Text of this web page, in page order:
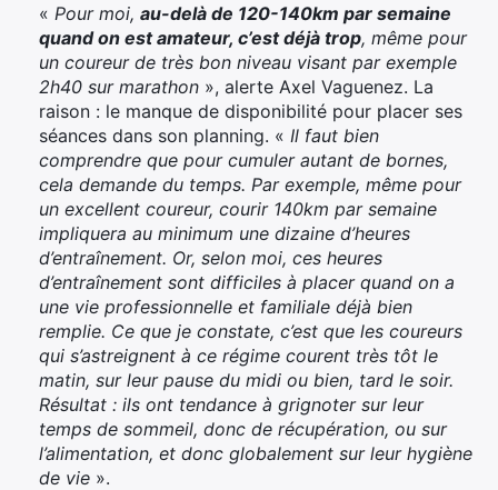
« Pour moi, au-delà de 120-140km par semaine
quand on est amateur, c’est déjà trop, même pour
un coureur de très bon niveau visant par exemple
2h40 sur marathon », alerte Axel Vaguenez. La
raison : le manque de disponibilité pour placer ses
séances dans son planning. « Il faut bien
comprendre que pour cumuler autant de bornes,
cela demande du temps. Par exemple, même pour
un excellent coureur, courir 140km par semaine
impliquera au minimum une dizaine d’heures
d’entraînement. Or, selon moi, ces heures
d’entraînement sont difficiles à placer quand on a
une vie professionnelle et familiale déjà bien
remplie. Ce que je constate, c’est que les coureurs
qui s’astreignent à ce régime courent très tôt le
matin, sur leur pause du midi ou bien, tard le soir.
Résultat : ils ont tendance à grignoter sur leur
temps de sommeil, donc de récupération, ou sur
l’alimentation, et donc globalement sur leur hygiène
de vie ».